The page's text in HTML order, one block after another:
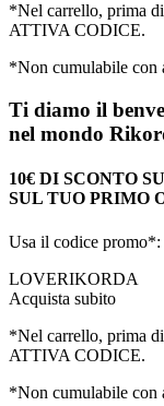
*Nel carrello, prima
ATTIVA CODICE.
*Non cumulabile con
Ti diamo il
nel mondo
10€ DI SCONTO
SUL TUO PRIMO
Usa il codice promo*:
LOVERIKORDA
Acquista subito
*Nel carrello, prima
ATTIVA CODICE.
*Non cumulabile con